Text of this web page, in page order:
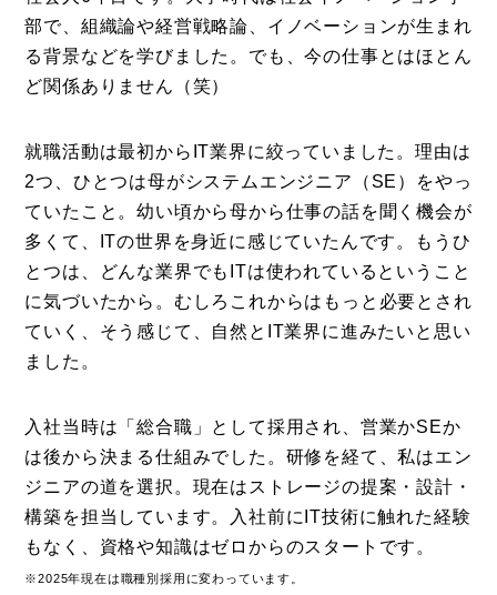
コラム
事例
トピックス
Photos
運営会社
登録
部で、組織論や経営戦略論、イノベーションが生まれ
る背景などを学びました。でも、今の仕事とはほとん
ど関係ありません（笑）
就職活動は最初からIT業界に絞っていました。理由は
2つ、ひとつは母がシステムエンジニア（SE）をやっ
ていたこと。幼い頃から母から仕事の話を聞く機会が
多くて、ITの世界を身近に感じていたんです。もうひ
とつは、どんな業界でもITは使われているということ
に気づいたから。むしろこれからはもっと必要とされ
ていく、そう感じて、自然とIT業界に進みたいと思い
ました。
入社当時は「総合職」として採用され、営業かSEか
は後から決まる仕組みでした。研修を経て、私はエン
ジニアの道を選択。現在はストレージの提案・設計・
構築を担当しています。入社前にIT技術に触れた経験
もなく、資格や知識はゼロからのスタートです。
※2025年現在は職種別採用に変わっています。